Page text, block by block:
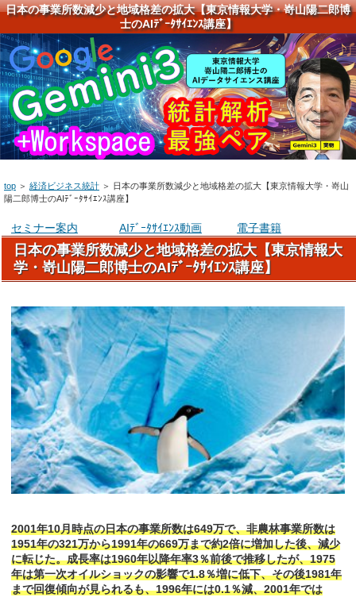
日本の事業所数減少と地域格差の拡大【東京情報大学・嵜山陽二郎博
士のAIﾃﾞｰﾀｻｲｴﾝｽ講座】
top ＞ 経済ビジネス統計 ＞ 日本の事業所数減少と地域格差の拡大【東京情報大学・嵜山
陽二郎博士のAIﾃﾞｰﾀｻｲｴﾝｽ講座】
セミナー案内 AIﾃﾞｰﾀｻｲｴﾝｽ動画 電子書籍
日本の事業所数減少と地域格差の拡大【東京情報大
学・嵜山陽二郎博士のAIﾃﾞｰﾀｻｲｴﾝｽ講座】
2001年10月時点の日本の事業所数は649万で、非農林事業所数は
1951年の321万から1991年の669万まで約2倍に増加した後、減少
に転じた。成長率は1960年以降年率3％前後で推移したが、1975
年は第一次オイルショックの影響で1.8％増に低下、その後1981年
まで回復傾向が見られるも、1996年には0.1％減、2001年では